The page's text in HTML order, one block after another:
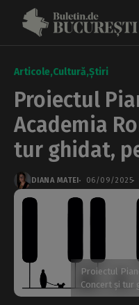
Articole Cultură Știri
Proiectul
Academia
tur ghidat,
DIANA MATEI 06/09/2025
Proiectul
Concert și tur